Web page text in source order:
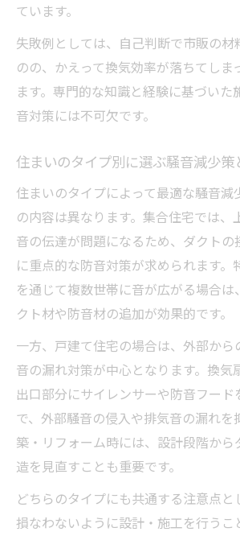
ています。
失敗例としては、自己判断で市販の材
のの、かえって換気効率が落ちてしま
ます。専門的な知識と経験に基づいた
音対策には不可欠です。
住まいのタイプ別に選ぶ騒音減少策
住まいのタイプによって最適な騒音減
の内容は異なります。集合住宅では、
音の伝達が問題になるため、ダクトの
に重点的な防音対策が求められます。
を通じて複数世帯に音が広がる場合は
クト材や防音材の追加が効果的です。
一方、戸建て住宅の場合は、外部から
音の漏れ対策が中心となります。換気
出口部分にサイレンサーや防音フード
で、外部騒音の侵入や排気音の漏れを
築・リフォーム時には、設計段階から
造を見直すことも重要です。
どちらのタイプにも共通する注意点と
損なわないように設計・施工を行うこ